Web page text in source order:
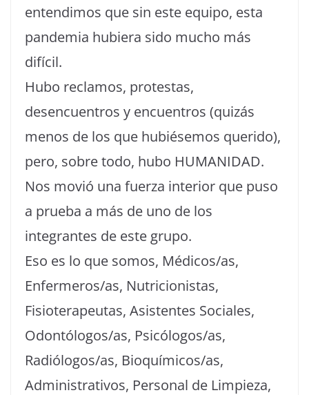
entendimos que sin este equipo, esta
pandemia hubiera sido mucho más
difícil.
Hubo reclamos, protestas,
desencuentros y encuentros (quizás
menos de los que hubiésemos querido),
pero, sobre todo, hubo HUMANIDAD.
Nos movió una fuerza interior que puso
a prueba a más de uno de los
integrantes de este grupo.
Eso es lo que somos, Médicos/as,
Enfermeros/as, Nutricionistas,
Fisioterapeutas, Asistentes Sociales,
Odontólogos/as, Psicólogos/as,
Radiólogos/as, Bioquímicos/as,
Administrativos, Personal de Limpieza,